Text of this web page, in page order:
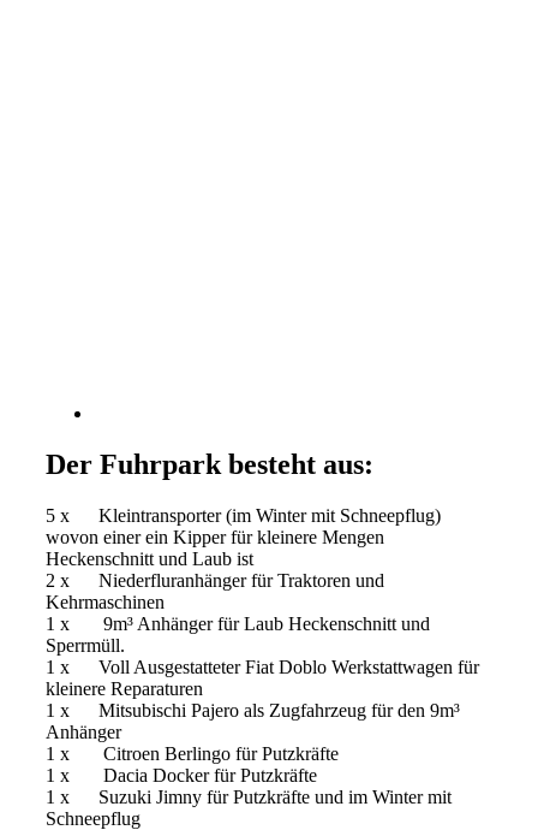
Der Fuhrpark besteht aus:
5 x Kleintransporter (im Winter mit Schneepflug)
wovon einer ein Kipper für kleinere Mengen
Heckenschnitt und Laub ist
2 x Niederfluranhänger für Traktoren und
Kehrmaschinen
1 x 9m³ Anhänger für Laub Heckenschnitt und
Sperrmüll.
1 x Voll Ausgestatteter Fiat Doblo Werkstattwagen für
kleinere Reparaturen
1 x Mitsubischi Pajero als Zugfahrzeug für den 9m³
Anhänger
1 x Citroen Berlingo für Putzkräfte
1 x Dacia Docker für Putzkräfte
1 x Suzuki Jimny für Putzkräfte und im Winter mit
Schneepflug